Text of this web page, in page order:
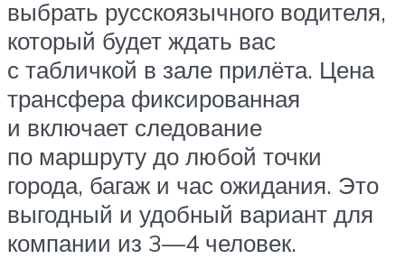
выбрать русскоязычного водителя,
который будет ждать вас
с табличкой в зале прилёта. Цена
трансфера фиксированная
и включает следование
по маршруту до любой точки
города, багаж и час ожидания. Это
выгодный и удобный вариант для
компании из 3—4 человек.